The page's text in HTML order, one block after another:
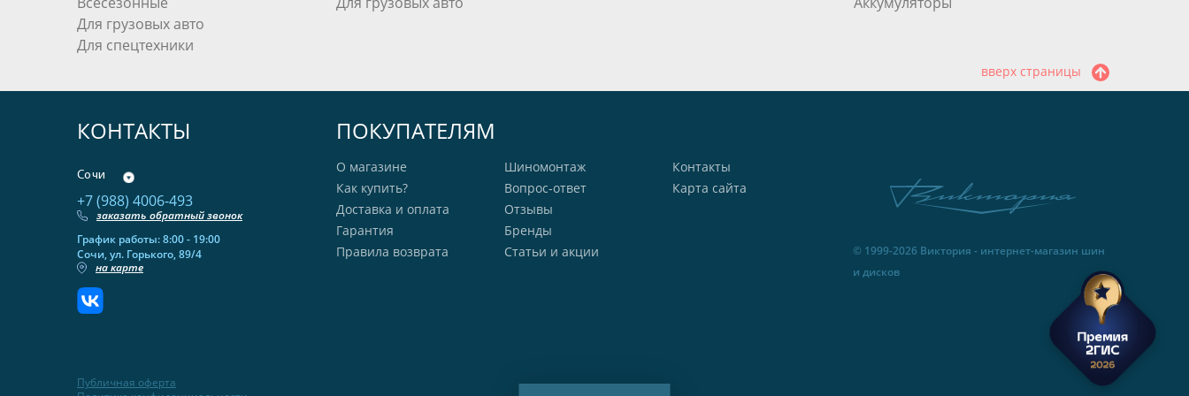
Для грузовых авто
Для спецтехники
вверх страницы
КОНТАКТЫ
Сочи
+7 (988) 4006-493
заказать обратный звонок
График работы: 8:00 - 19:00
Сочи, ул. Горького, 89/4
на карте
ПОКУПАТЕЛЯМ
О магазине
Как купить?
Доставка и оплата
Гарантия
Правила возврата
Шиномонтаж
Вопрос-ответ
Отзывы
Бренды
Статьи и акции
Контакты
Карта сайта
© 1999-2026 Виктория - интернет-магазин шин
и дисков
Публичная оферта